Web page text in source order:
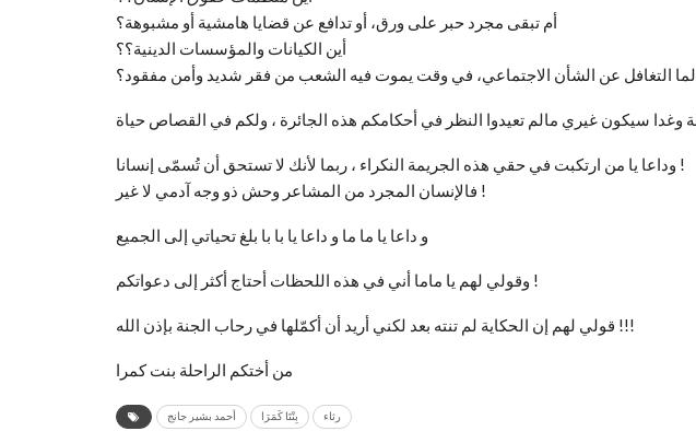
أم تبقى مجرد حبر على ورق، أو تدافع عن قضايا هامشية أو مشبوهة؟
أين الكيانات والمؤسسات الدينية؟؟
لما التغافل عن الشأن الاجتماعي، في وقت يموت فيه الشعب من فقر شديد وأمن مفقود؟
وداعا يا من ارتكبت في حقي هذه الجريمة النكراء ، ربما لأنك لا تستحق أن تُسمّى إنسانا !
فالإنسان المجرد من المشاعر وحش ذو وجه آدمي لا غير !
و داعا يا ما ما و داعا يا با با بلغ تحياتي إلى الجميع
وقولي لهم يا ماما أني في هذه اللحظات أحتاج أكثر إلى دعواتكم !
قولي لهم إن الحكاية لم تنته بعد لكني أريد أن أكمّلها في رحاب الجنة بإذن الله !!!
من أختكم الراحلة بنت كمرا
أحمد بشير جانج بِنْتَا كَمَرَا رثاء